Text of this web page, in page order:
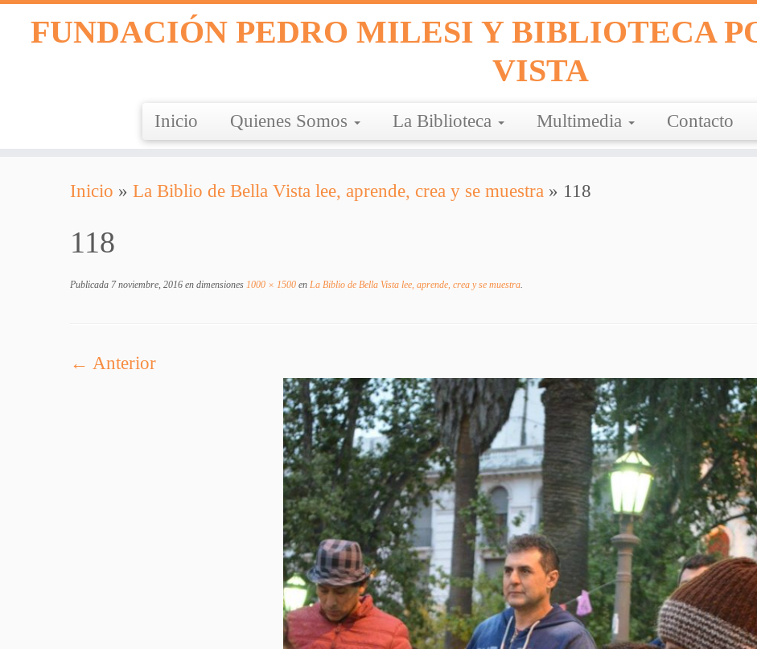
FUNDACIÓN PEDRO MILESI Y BIBLIOTECA
VISTA
Inicio Quienes Somos La Biblioteca Multimedia Contacto
Inicio » La Biblio de Bella Vista lee, aprende, crea y se muestra » 118
118
Publicada 7 noviembre, 2016 en dimensiones 1000 × 1500 en La Biblio de Bella Vista lee, aprende, crea y se muestra.
← Anterior